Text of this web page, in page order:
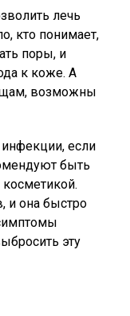
лечь
кто понимает,
поры, и
к коже. А
возможны
если
быть
и она быстро
эту